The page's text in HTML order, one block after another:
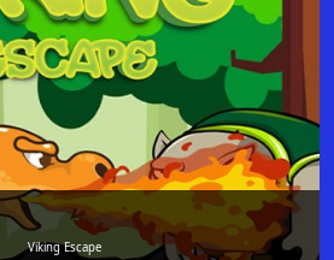
Viking Escape